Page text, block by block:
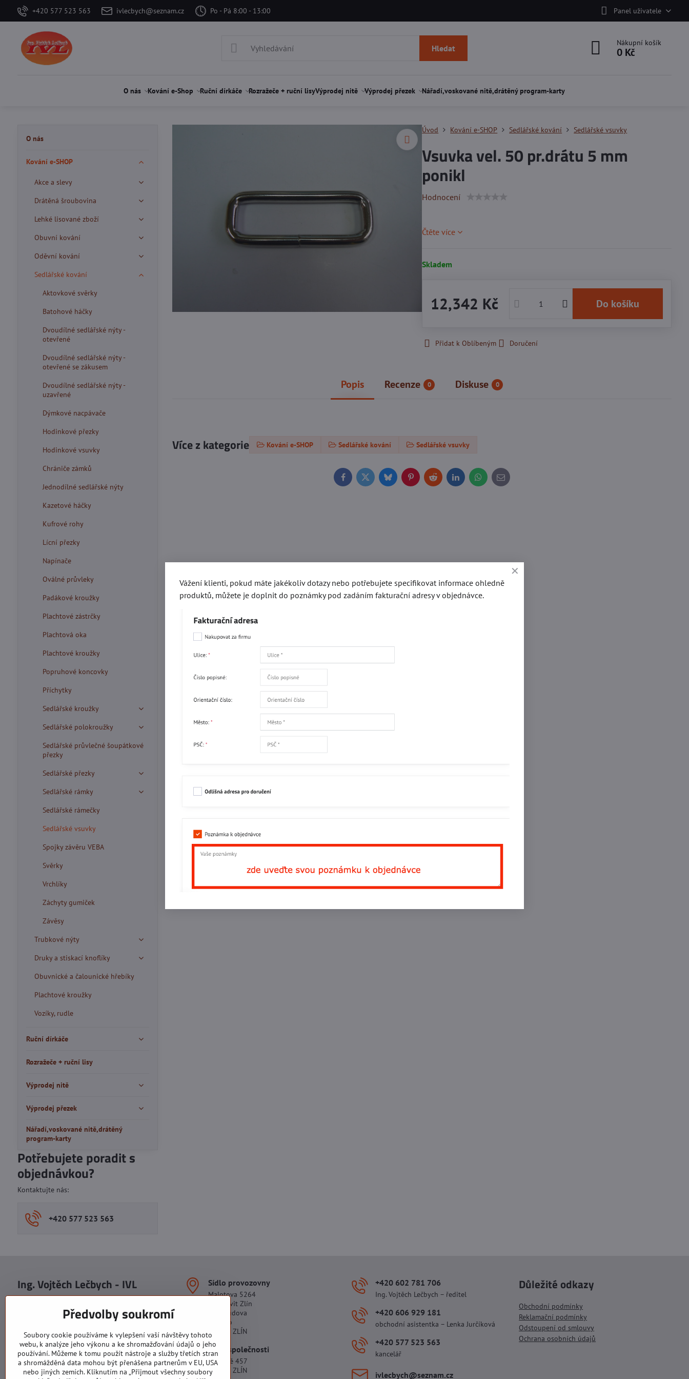
+420 577 523 563 ivlecbych@seznam.cz Po - Pá 8:00 - 13:00 Panel uživatele
Hledat
Nákupní košík
0 Kč
O nás Kování e-Shop Ruční dírkáče Rozražeče + ruční lisyVýprodej nitě Výprodej přezek Nářadí,voskované nitě,drátěný program-karty
Úvod Kování e-SHOP Sedlářské kování Sedlářské vsuvky
Vsuvka vel. 50 pr.drátu 5 mm
ponikl
Hodnocení
Čtěte více
Skladem
12,342 Kč Do košíku
Přidat k Oblíbeným Doručení
Popis Recenze 0 Diskuse 0
Více z kategorie Kování e-SHOP Sedlářské kování Sedlářské vsuvky
FacebookTwitterBlueskyPinterestRedditLinkedInWhatsApp
E-
mail
O nás
Kování e-SHOP
Akce a slevy
Drátěná šroubovina
Lehké lisované zboží
Obuvní kování
Oděvní kování
Sedlářské kování
Aktovkové svěrky
Batohové háčky
Dvoudílné sedlářské nýty -
otevřené
Dvoudílné sedlářské nýty -
otevřené se zákusem
Dvoudílné sedlářské nýty -
uzavřené
Dýmkové nacpávače
Hodinkové přezky
Hodinkové vsuvky
Chrániče zámků
Jednodílné sedlářské nýty
Kazetové háčky
Kufrové rohy
Lícní přezky
Napínače
Oválné průvleky
Padákové kroužky
Plachtové zástrčky
Plachtová oka
Plachtové kroužky
Popruhové koncovky
Příchytky
Sedlářské kroužky
Sedlářské polokroužky
Sedlářské průvlečné šoupátkové
přezky
Sedlářské přezky
Sedlářské rámky
Sedlářské rámečky
Sedlářské vsuvky
Spojky závěru VEBA
Svěrky
Vrchlíky
Záchyty gumiček
Závěsy
Trubkové nýty
Druky a stiskací knoflíky
Obuvnické a čalounické hřebíky
Plachtové kroužky
Vozíky, rudle
Ruční dírkáče
Rozražeče + ruční lisy
Výprodej nitě
Výprodej přezek
Nářadí,voskované nitě,drátěný
program-karty
Potřebujete poradit s
objednávkou?
Kontaktujte nás:
+420 577 523 563
Ing. Vojtěch Lečbych - IVL
DIČ: CZ5602130809
IČO: 29007356
DIČ: CZ29007356
Sídlo provozovny
Malotova 5264
Areál Svit Zlín
113. budova
1. patro
760 01 ZLÍN
Sídlo společnosti
U Hřiště 457
760 01 ZLÍN
+420 602 781 706
Ing. Vojtěch Lečbych – ředitel
+420 606 929 181
obchodní asistentka – Lenka Jurčíková
+420 577 523 563
kancelář
ivlecbych​@seznam​.cz
Důležité odkazy
Obchodní podmínky
Reklamační podmínky
Odstoupení od smlouvy
Ochrana osobních údajů
Předvolby soukromí
Soubory cookie používáme k vylepšení vaší návštěvy tohoto
webu, k analýze jeho výkonu a ke shromažďování údajů o jeho
používání. Můžeme k tomu použít nástroje a služby třetích stran
a shromážděná data mohou být přenášena partnerům v EU, USA
nebo jiných zemích. Kliknutím na „Přijmout všechny soubory
Vážení klienti, pokud máte jakékoliv dotazy nebo potřebujete specifikovat informace ohledně
produktů, můžete je doplnit do poznámky pod zadáním fakturační adresy v objednávce.